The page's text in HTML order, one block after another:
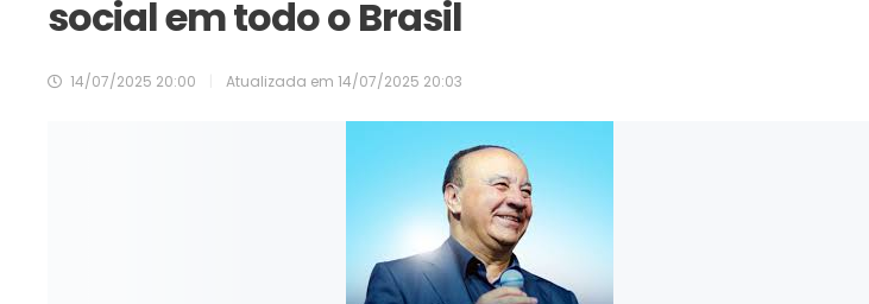
social em todo o Brasil
14/07/2025 20:00 Atualizada em 14/07/2025 20:03